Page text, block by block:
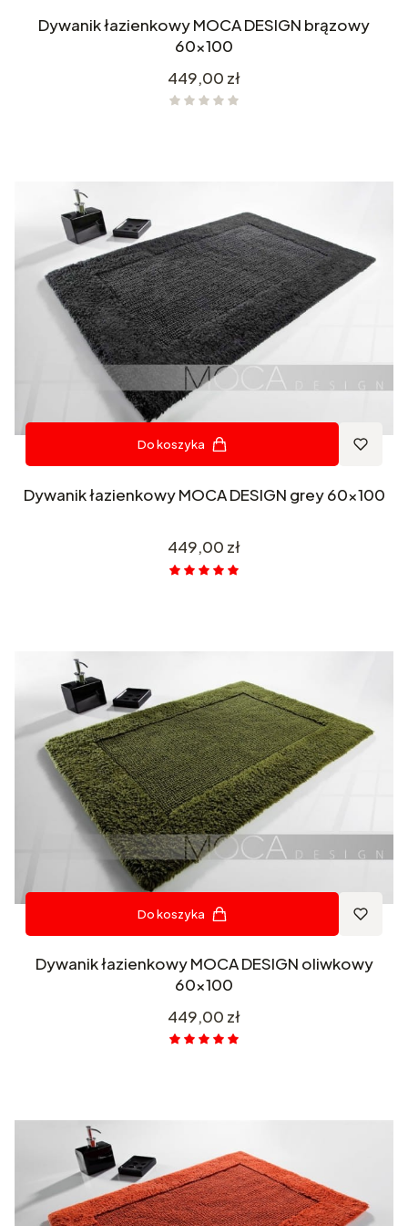
Dywanik łazienkowy MOCA DESIGN brązowy
60x100
Cena
449,00 zł
Do koszyka
Dywanik łazienkowy MOCA DESIGN grey 60x100
Cena
449,00 zł
Do koszyka
Dywanik łazienkowy MOCA DESIGN oliwkowy
60x100
Cena
449,00 zł